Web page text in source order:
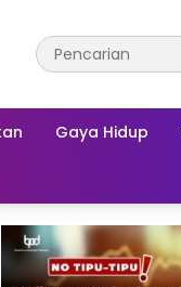
Gaya Hidup